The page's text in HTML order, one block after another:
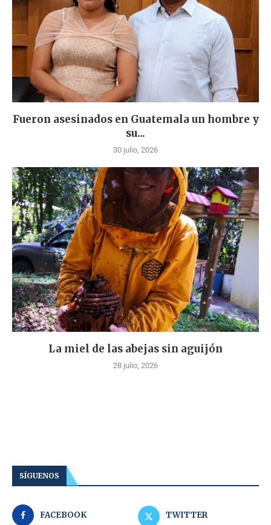
Fueron asesinados en Guatemala un hombre y
su...
30 julio, 2026
La miel de las abejas sin aguijón
28 julio, 2026
SÍGUENOS
FACEBOOK TWITTER